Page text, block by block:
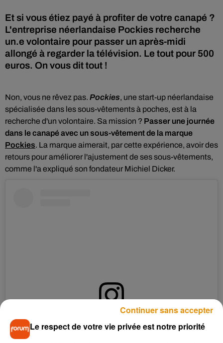
Et si vous étiez payé à profiter de votre canapé ?
L'entreprise néerlandaise Pockies recherche
un.e volontaire pour passer un après-midi
allongé à regarder la télévision. Le tout pour 500
euros. On vous dit tout !
Non, vous ne rêvez pas. Pockies, une start-up néerlandaise
spécialisée dans les sous-vêtements à poches, est à la
recherche d'un volontaire. Sa mission ? Passer une journée
dans le canapé avec un sous-vêtement de la marque
Pockies. La marque aimerait, par cette expérience, avoir des
retours pour améliorer l'ajustement de ses sous-vêtements,
comme l'a expliqué son fondateur Michiel Dicker.
Voir cette publication sur Instagram
Une publication partagée par Pockies (@pockiesunderwear)
Le respect de votre vie privée est notre priorité
Continuer sans accepter